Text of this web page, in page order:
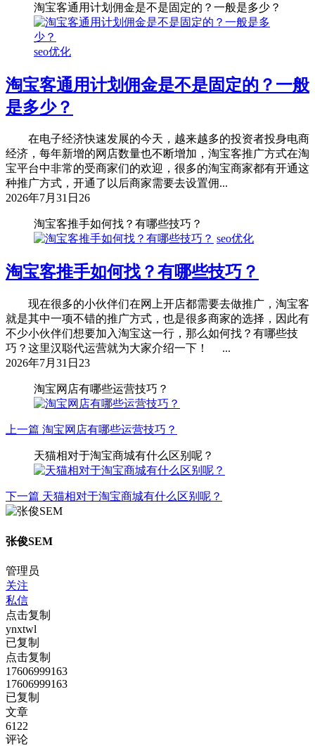
淘宝客通用计划佣金是不是固定的？一般是多少？
seo优化
淘宝客通用计划佣金是不是固定的？一般
是多少？
在电子经济快速发展的今天，越来越多的投资者投身电商
经济，每年新增的网店数量也不断增加，淘宝客推广方式在淘
宝平台中非常的受商家们的欢迎，很多的淘宝商家都有开通这
种推广方式，开通了以后商家需要去设置佣...
2026年7月31日 26
淘宝客推手如何找？有哪些技巧？
seo优化
淘宝客推手如何找？有哪些技巧？
现在很多的小伙伴们在网上开店都需要去做推广，淘宝客
就是其中一项不错的推广方式，也是很多商家的选择，因此有
不少小伙伴们想要加入淘宝这一行，那么如何找？有哪些技
巧？这里汉聪代运营就为大家介绍一下！ ...
2026年7月31日 23
淘宝网店有哪些运营技巧？
上一篇 淘宝网店有哪些运营技巧？
天猫相对于淘宝商城有什么区别呢？
下一篇 天猫相对于淘宝商城有什么区别呢？
张俊SEM
管理员
关注
私信
点击复制
ynxtwl
已复制
点击复制
17606999163
17606999163
已复制
文章
6122
评论